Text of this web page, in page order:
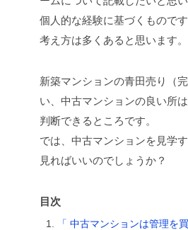
個人的な経験に基づくもので
考え方は多くあると思います。
新築マンションの青田売り（
い、中古マンションの良い所
判断できるところです。
では、中古マンションを見学
見ればいいのでしょうか？
目次
「 中古マンションは管理を買